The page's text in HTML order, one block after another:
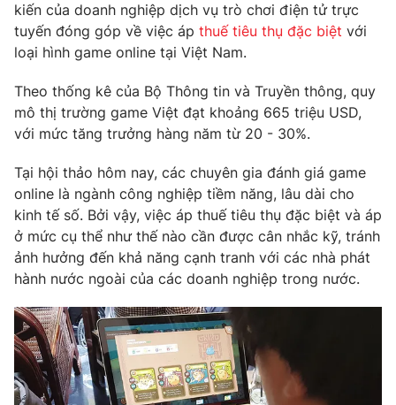
Góc doanh nghiệp
Truyền hình
Phim VTV
Hậu trường
Nhân vật
Giải sao mai
Giải trí
Điện ảnh
Âm nhạc
Sao
Đời sống
Làm đẹp
Chất lượng cuộc sống
Giáo dục
Tuyển sinh
Học trực tuyến
Công nghệ
Hitech Công nghệ tương lai
Thị trường
Tư vấn
Giao lưu trực tuyến
Lịch phát sóng
Chuyên mục khác
kiến của doanh nghiệp dịch vụ trò chơi điện tử trực
tuyến đóng góp về việc áp thuế tiêu thụ đặc biệt với
loại hình game online tại Việt Nam.
Theo thống kê của Bộ Thông tin và Truyền thông, quy
mô thị trường game Việt đạt khoảng 665 triệu USD,
với mức tăng trưởng hàng năm từ 20 - 30%.
Tại hội thảo hôm nay, các chuyên gia đánh giá game
online là ngành công nghiệp tiềm năng, lâu dài cho
kinh tế số. Bởi vậy, việc áp thuế tiêu thụ đặc biệt và áp
ở mức cụ thể như thế nào cần được cân nhắc kỹ, tránh
ảnh hưởng đến khả năng cạnh tranh với các nhà phát
hành nước ngoài của các doanh nghiệp trong nước.